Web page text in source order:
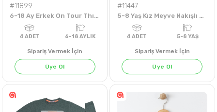
#11899
6-18 Ay Erkek On Tour Thıs Wınter Yazılı Sweat
Sipariş Vermek İçin
Üye Ol
#11447
5-8 Yaş Kız Meyve Nakışlı Badi
Sipariş Vermek İçin
Üye Ol